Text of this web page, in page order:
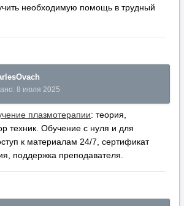
необходимую помощь в трудный
8 июля 2025
плазмотерапии: теория,
техник. Обучение с нуля и для
к материалам 24/7, сертификат
поддержка преподавателя.